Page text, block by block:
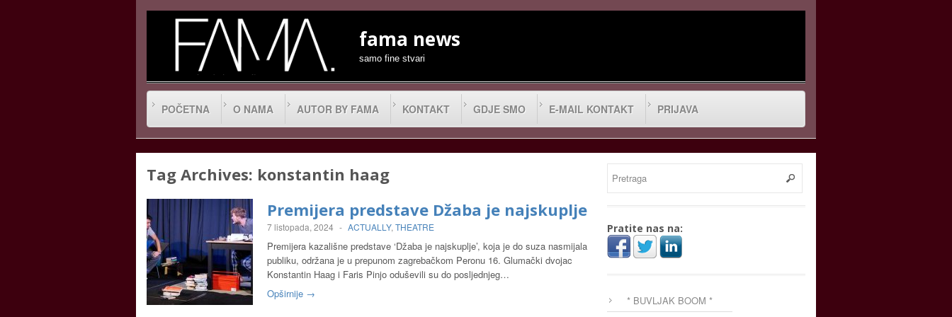
fama news
samo fine stvari
POČETNA O NAMA AUTOR BY FAMA KONTAKT GDJE SMO E-MAIL KONTAKT PRIJAVA
Tag Archives: konstantin haag
Premijera predstave Džaba je najskuplje
7 listopada, 2024 - ACTUALLY, THEATRE
Premijera kazališne predstave ‘Džaba je najskuplje’, koja je do suza nasmijala
publiku, održana je u prepunom zagrebačkom Peronu 16. Glumački dvojac
Konstantin Haag i Faris Pinjo oduševili su do posljednjeg…
Opširnije →
Pratite nas na:
* BUVLJAK BOOM *